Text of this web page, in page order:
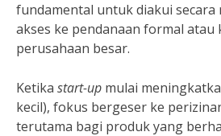
fundamental untuk diakui secara
akses ke pendanaan formal atau
perusahaan besar.
Ketika start-up mulai
kecil), fokus bergeser ke
terutama bagi produk yang